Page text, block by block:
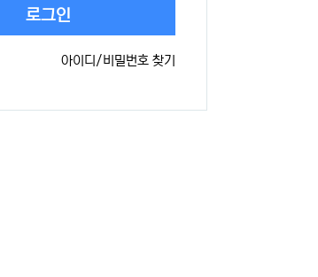
로그인
아이디/비밀번호 찾기